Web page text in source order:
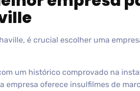
é crucial escolher uma
um histórico comprovado na
empresa oferece insulfilmes de